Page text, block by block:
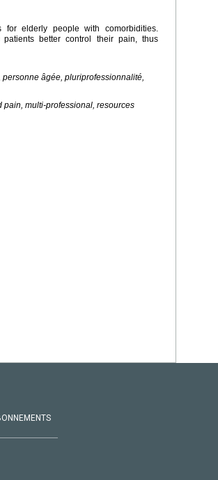
for elderly people with comorbidities.
better control their pain, thus
âgée, pluriprofessionnalité,
pain, multi-professional, resources